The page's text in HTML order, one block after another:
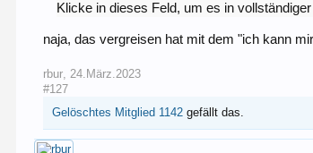
Klicke in dieses Feld, um es in
naja, das vergreisen hat mit dem "ich kann
rbur 24.März.2023
#127
Gelöschtes Mitglied 1142 gefällt das.